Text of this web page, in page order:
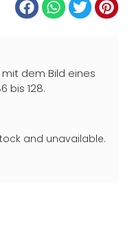
dem Bild eines
bis 128.
and unavailable.